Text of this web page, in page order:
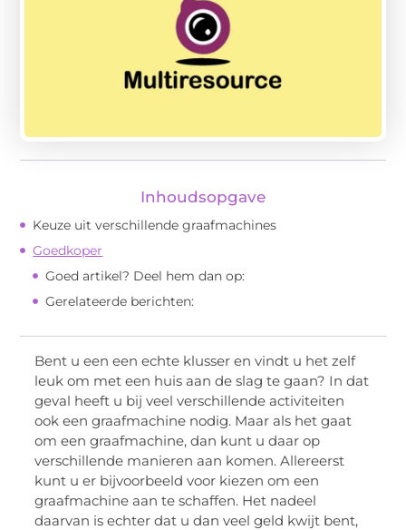
Inhoudsopgave
Keuze uit verschillende graafmachines
Goedkoper
Goed artikel? Deel hem dan op:
Gerelateerde berichten:
Bent u een een echte klusser en vindt u het zelf
leuk om met een huis aan de slag te gaan? In dat
geval heeft u bij veel verschillende activiteiten
ook een graafmachine nodig. Maar als het gaat
om een graafmachine, dan kunt u daar op
verschillende manieren aan komen. Allereerst
kunt u er bijvoorbeeld voor kiezen om een
graafmachine aan te schaffen. Het nadeel
daarvan is echter dat u dan veel geld kwijt bent,